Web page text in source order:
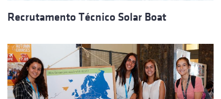
Recrutamento Técnico Solar Boat